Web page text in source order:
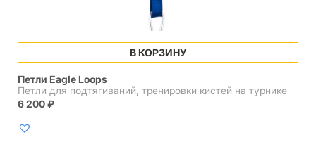
В КОРЗИНУ
Петли Eagle Loops
Петли для подтягиваний, тренировки кистей на турнике
6 200₽